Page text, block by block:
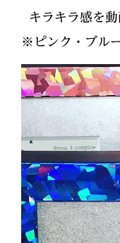
キラキラ感を動
※ピンク・ブル